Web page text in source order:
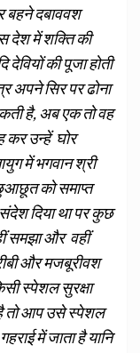
बहने दबाववश
देश में शक्ति की
देवियों की पूजा होती
अपने सिर पर ढोना
है, अब एक तो वह
उन्हें घोर
में भगवान श्री
को समाप्त
दिया था पर कुछ
समझाऔर वहीं
और मजबूरीवश
स्पेशल सुरक्षा
तो आप उसे स्पेशल
में जाता है यानि